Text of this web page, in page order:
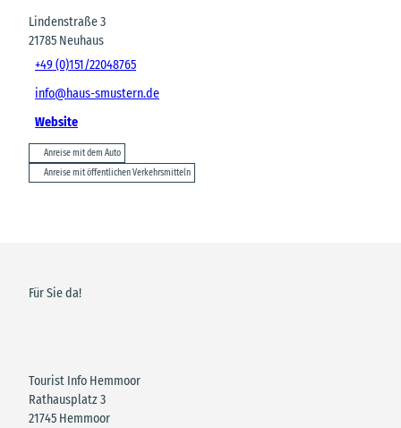
Lindenstraße 3
21785 Neuhaus
+49 (0)151/22048765
info@haus-smustern.de
Website
Anreise mit dem Auto
Anreise mit öffentlichen Verkehrsmitteln
Für Sie da!
Tourist Info Hemmoor
Rathausplatz 3
21745 Hemmoor